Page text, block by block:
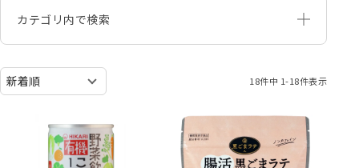
カテゴリ内で検索
18件中 1-18件表示